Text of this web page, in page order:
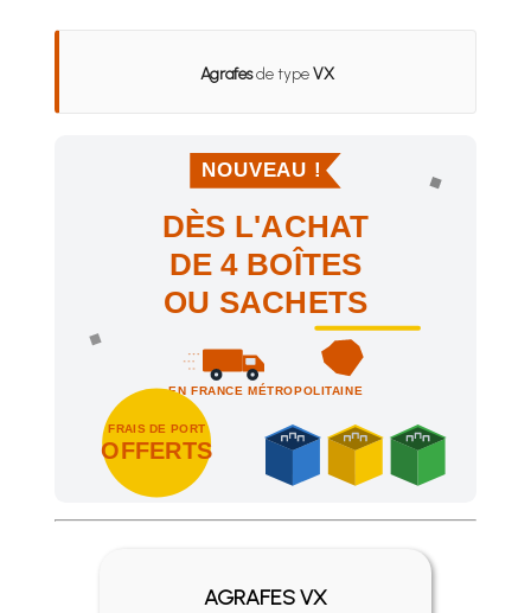
Agrafesde typeVX
NOUVEAU !
DÈS L'ACHAT
DE 4 BOÎTES
OU SACHETS
EN FRANCE MÉTROPOLITAINE
FRAIS DE PORT
OFFERTS
Achetez 4 sachets ou boîtes d'agrafes ou de pointes et
AGRAFES VX